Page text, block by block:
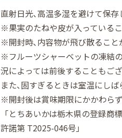
直射日光､高温多湿を避けて保存
※果実のたねや皮が入っている
※開封時､内容物が飛び散ること
※フルーツシャーベットの凍結
況によっては前後することもござ
また､固すぎるときは室温にし
※開封後は賞味期限にかかわら
「とちあいかは栃木県の登録
許諾第 T2025-046号」